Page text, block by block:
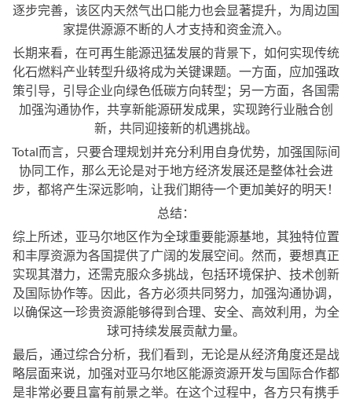
逐步完善，该区内天然气出口能力也会显著提升，为周边国
家提供源源不断的人才支持和资金流入。
长期来看，在可再生能源迅猛发展的背景下，如何实现传统
化石燃料产业转型升级将成为关键课题。一方面，应加强政
策引导，引导企业向绿色低碳方向转型；另一方面，各国需
加强沟通协作，共享新能源研发成果，实现跨行业融合创
新，共同迎接新的机遇挑战。
Total而言，只要合理规划并充分利用自身优势，加强国际间
协同工作，那么无论是对于地方经济发展还是整体社会进
步，都将产生深远影响，让我们期待一个更加美好的明天！
总结：
综上所述，亚马尔地区作为全球重要能源基地，其独特位置
和丰厚资源为各国提供了广阔的发展空间。然而，要想真正
实现其潜力，还需克服众多挑战，包括环境保护、技术创新
及国际协作等。因此，各方必须共同努力，加强沟通协调，
以确保这一珍贵资源能够得到合理、安全、高效利用，为全
球可持续发展贡献力量。
最后，通过综合分析，我们看到，无论是从经济角度还是战
略层面来说，加强对亚马尔地区能源资源开发与国际合作都
是非常必要且富有前景之举。在这个过程中，各方只有携手